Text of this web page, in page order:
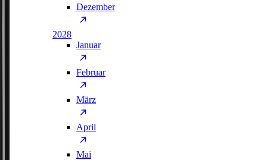
Dezember
2028
Januar
Februar
März
April
Mai